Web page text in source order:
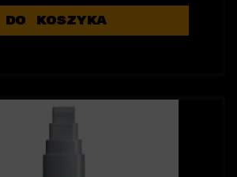
DO KOSZYKA